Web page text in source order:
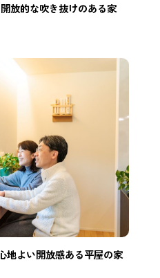
放的な吹き抜けのある家
地よい開放感ある平屋の家